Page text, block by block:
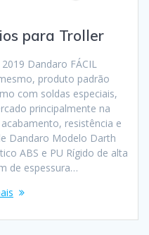
para Troller
Dandaro FÁCIL
produto padrão
com soldas especiais,
principalmente na
resistência e
Dandaro Modelo Darth
ABS e PU Rígido de alta
de espessura…